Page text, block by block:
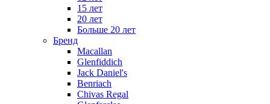
15 лет
20 лет
Больше 20 лет
Бренд
Macallan
Glenfiddich
Jack Daniel's
Benriach
Chivas Regal